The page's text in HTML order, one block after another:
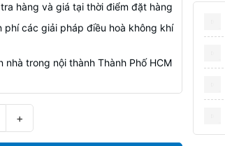
hàng và giá tại thời điểm đặt hàng
phí các giải pháp điều hoà không khí
nhà trong nội thành Thành Phố HCM
+